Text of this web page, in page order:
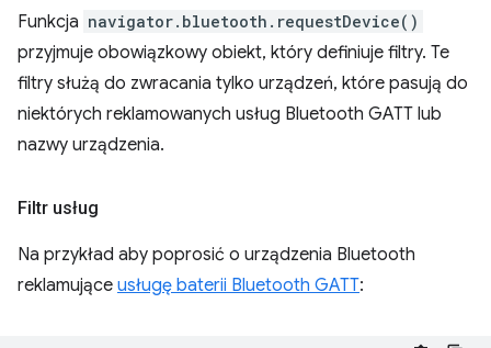
Funkcja navigator.bluetooth.requestDevice()
przyjmuje obowiązkowy obiekt, który definiuje filtry. Te
filtry służą do zwracania tylko urządzeń, które pasują do
niektórych reklamowanych usług Bluetooth GATT lub
nazwy urządzenia.
Filtr usług
Na przykład aby poprosić o urządzenia Bluetooth
reklamujące usługę baterii Bluetooth GATT: